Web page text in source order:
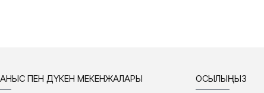
ПЕН ДҮКЕН МЕКЕНЖАЛАРЫ ҚОСЫЛЫҢЫЗ